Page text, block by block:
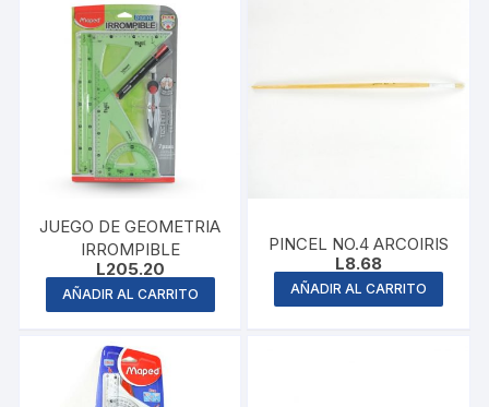
JUEGO DE GEOMETRIA
IRROMPIBLE
L205.20
AÑADIR AL CARRITO
PINCEL NO.4 ARCOIRIS
L8.68
AÑADIR AL CARRITO